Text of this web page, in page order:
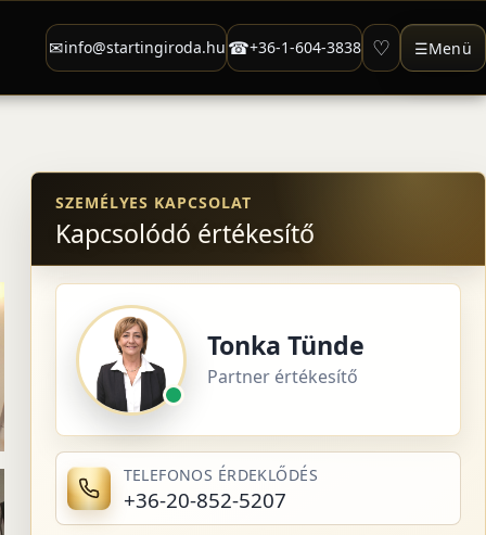
✉info@startingiroda.hu ☎+36-1-604-3838 ♡ ☰Menü
SZEMÉLYES KAPCSOLAT
Kapcsolódó értékesítő
Tonka Tünde
Partner értékesítő
TELEFONOS ÉRDEKLŐDÉS
+36-20-852-5207